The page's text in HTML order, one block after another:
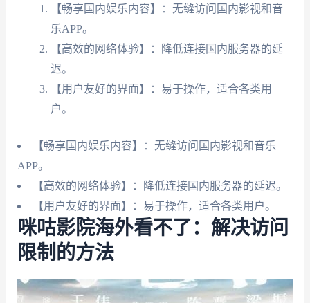
【畅享国内娱乐内容】：无缝访问国内影视和音
乐APP。
【高效的网络体验】：降低连接国内服务器的延
迟。
【用户友好的界面】：易于操作，适合各类用
户。
【畅享国内娱乐内容】：无缝访问国内影视和音乐
APP。
【高效的网络体验】：降低连接国内服务器的延迟。
【用户友好的界面】：易于操作，适合各类用户。
咪咕影院海外看不了：解决访问
限制的方法